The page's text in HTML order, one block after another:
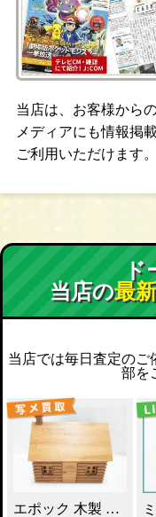
当店は、お客様から
メディアにも情報掲
ご利用いただけます。
ド
当店の最
当店では毎日査定のご
部を
エポック 木製 丸太小屋 シルバニアファミリー 買取！